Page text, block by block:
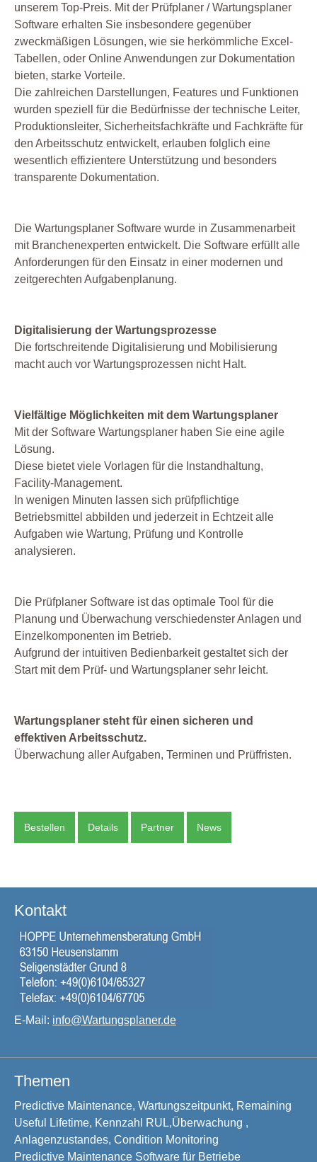
unserem Top-Preis. Mit der Prüfplaner / Wartungsplaner
Software erhalten Sie insbesondere gegenüber
zweckmäßigen Lösungen, wie sie herkömmliche Excel-
Tabellen, oder Online Anwendungen zur Dokumentation
bieten, starke Vorteile.
Die zahlreichen Darstellungen, Features und Funktionen
wurden speziell für die Bedürfnisse der technische Leiter,
Produktionsleiter, Sicherheitsfachkräfte und Fachkräfte für
den Arbeitsschutz entwickelt, erlauben folglich eine
wesentlich effizientere Unterstützung und besonders
transparente Dokumentation.
Die Wartungsplaner Software wurde in Zusammenarbeit
mit Branchenexperten entwickelt. Die Software erfüllt alle
Anforderungen für den Einsatz in einer modernen und
zeitgerechten Aufgabenplanung.
Digitalisierung der Wartungsprozesse
Die fortschreitende Digitalisierung und Mobilisierung
macht auch vor Wartungsprozessen nicht Halt.
Vielfältige Möglichkeiten mit dem Wartungsplaner
Mit der Software Wartungsplaner haben Sie eine agile
Lösung.
Diese bietet viele Vorlagen für die Instandhaltung,
Facility-Management.
In wenigen Minuten lassen sich prüfpflichtige
Betriebsmittel abbilden und jederzeit in Echtzeit alle
Aufgaben wie Wartung, Prüfung und Kontrolle
analysieren.
Die Prüfplaner Software ist das optimale Tool für die
Planung und Überwachung verschiedenster Anlagen und
Einzelkomponenten im Betrieb.
Aufgrund der intuitiven Bedienbarkeit gestaltet sich der
Start mit dem Prüf- und Wartungsplaner sehr leicht.
Wartungsplaner steht für einen sicheren und
effektiven Arbeitsschutz.
Überwachung aller Aufgaben, Terminen und Prüffristen.
Bestellen Details Partner News
Kontakt
E-Mail: info@Wartungsplaner.de
Themen
Predictive Maintenance, Wartungszeitpunkt, Remaining
Useful Lifetime, Kennzahl RUL,Überwachung ,
Anlagenzustandes, Condition Monitoring
Predictive Maintenance Software für Betriebe